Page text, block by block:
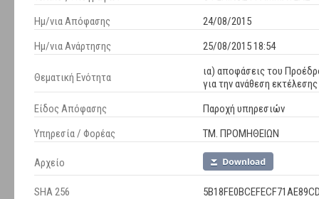
Ημ/νια Απόφασης
24/08/2015
Ημ/νια Ανάρτησης
25/08/2015 18:54
Θεματική Ενότητα
ια) αποφάσεις του
για την ανάθεση
Είδος Απόφασης
Παροχή υπηρεσιών
Υπηρεσία / Φορέας
ΤΜ. ΠΡΟΜΗΘΕΙΩΝ
Αρχείο
SHA 256